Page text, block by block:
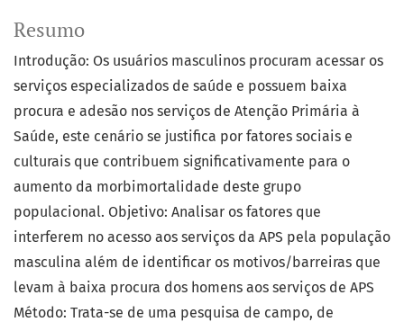
Resumo
Introdução: Os usuários masculinos procuram acessar os
serviços especializados de saúde e possuem baixa
procura e adesão nos serviços de Atenção Primária à
Saúde, este cenário se justifica por fatores sociais e
culturais que contribuem significativamente para o
aumento da morbimortalidade deste grupo
populacional. Objetivo: Analisar os fatores que
interferem no acesso aos serviços da APS pela população
masculina além de identificar os motivos/barreiras que
levam à baixa procura dos homens aos serviços de APS
Método: Trata-se de uma pesquisa de campo, de